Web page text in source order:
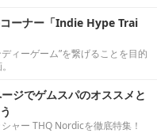
ーナー「Indie Hype Trai
ィーゲーム”を繋げることを目的
ジでゲムスパのオススメと
ャー THQ Nordicを徹底特集！